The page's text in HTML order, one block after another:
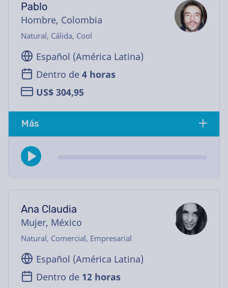
Pablo
Hombre, Colombia
Natural, Cálida, Cool
Español (América Latina)
Dentro de 4 horas
US$ 304,95
Más
Ana Claudia
Mujer, México
Natural, Comercial, Empresarial
Español (América Latina)
Dentro de 12 horas